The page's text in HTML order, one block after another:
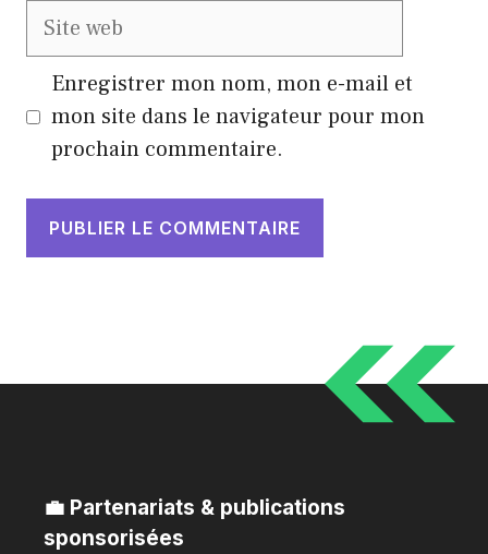
Site
Enregistrer mon nom, mon e-mail et
mon site dans le navigateur pour mon
prochain commentaire.
💼 Partenariats & publications
sponsorisées